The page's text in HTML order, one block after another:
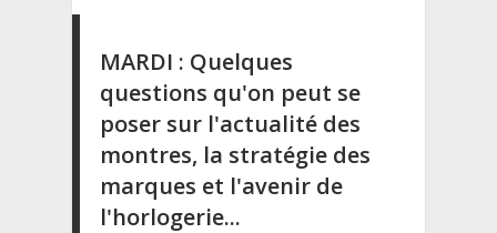
MARDI : Quelques
questions qu'on peut se
poser sur l'actualité des
montres, la stratégie des
marques et l'avenir de
l'horlogerie...